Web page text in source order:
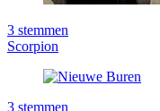
3 stemmen
Scorpion
3 stemmen